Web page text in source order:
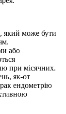
який може бути
або
при місячних.
як-от
ендометрію